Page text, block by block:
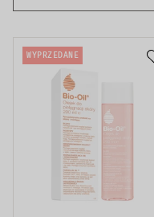
WYPRZEDANE